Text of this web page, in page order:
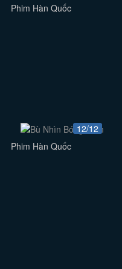
Phim Hàn Quốc
12/12
Phim Hàn Quốc